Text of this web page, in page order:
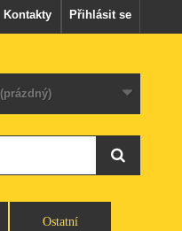
Přihlásit se
Kontakty
(prázdný)
Ostatní